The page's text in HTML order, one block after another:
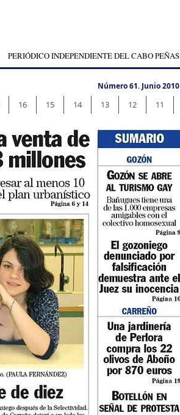
PERIÓDICO INDEPENDIENTE DEL CABO PEÑAS
Número 61. Junio 2010
16 15 14 13 12 11